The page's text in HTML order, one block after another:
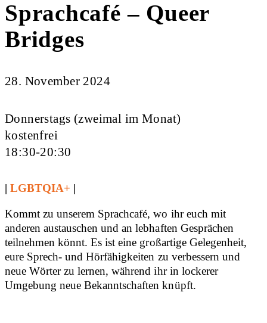
Sprachcafé – Queer
Bridges
28. November 2024
Donnerstags (zweimal im Monat)
kostenfrei
18:30-20:30
|LGBTQIA+ |
Kommt zu unserem Sprachcafé, wo ihr euch mit
anderen austauschen und an lebhaften Gesprächen
teilnehmen könnt. Es ist eine großartige Gelegenheit,
eure Sprech- und Hörfähigkeiten zu verbessern und
neue Wörter zu lernen, während ihr in lockerer
Umgebung neue Bekanntschaften knüpft.